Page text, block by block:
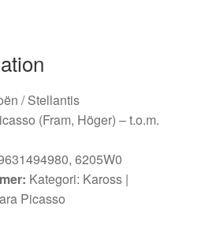
/ Stellantis
(Fram, Höger) – t.o.m.
6205W0
Kategori: Kaross |
Picasso